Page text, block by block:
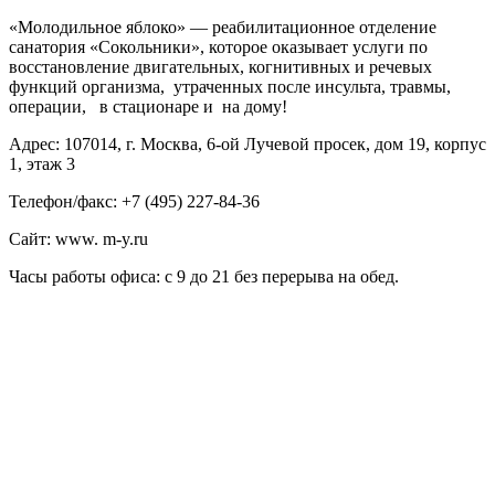
«Молодильное яблоко» — реабилитационное отделение
санатория «Сокольники», которое оказывает услуги по
восстановление двигательных, когнитивных и речевых
функций организма, утраченных после инсульта, травмы,
операции, в стационаре и на дому!
Адрес: 107014, г. Москва, 6-ой Лучевой просек, дом 19, корпус
1, этаж 3
Телефон/факс: +7 (495) 227-84-36
Сайт: www. m-y.ru
Часы работы офиса: с 9 до 21 без перерыва на обед.